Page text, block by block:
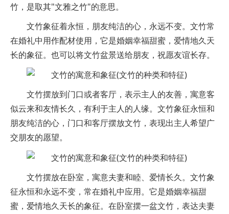
竹，是取其"文雅之竹"的意思。
文竹象征着永恒，朋友纯洁的心，永远不变。文竹常
在婚礼中用作配材使用，它是婚姻幸福甜蜜，爱情地久天
长的象征。也可以将文竹盆景送给朋友，祝愿友谊长存。
文竹摆放到门口或者客厅，表示主人的友善，寓意客
似云来和友情长久，有利于主人的人缘。文竹象征永恒和
朋友纯洁的心，门口和客厅摆放文竹，表现出主人希望广
交朋友的愿望。
文竹摆放在卧室，寓意夫妻和睦、爱情长久。文竹象
征永恒和永远不变，常在婚礼中应用。它是婚姻幸福甜
蜜，爱情地久天长的象征。在卧室摆一盆文竹，表达夫妻